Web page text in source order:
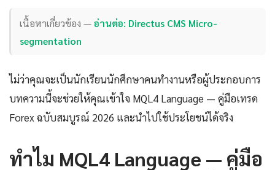
เนื้อหาเกี่ยวข้อง —อ่านต่อ: Directus CMS Micro-
segmentation
ไม่ว่าคุณจะเป็นนักเรียนนักศึกษาคนทำงานหรือผู้ประกอบการ
บทความนี้จะช่วยให้คุณเข้าใจ MQL4 Language — คู่มือเทรด
Forex ฉบับสมบูรณ์ 2026 และนำไปใช้ประโยชน์ได้จริง
ทำไม MQL4 Language — คู่มือ